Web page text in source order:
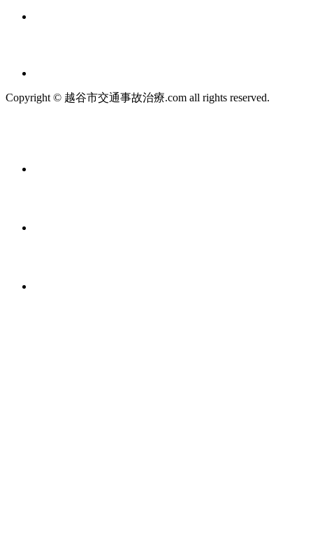
Copyright © 越谷市交通事故治療.com all rights reserved.